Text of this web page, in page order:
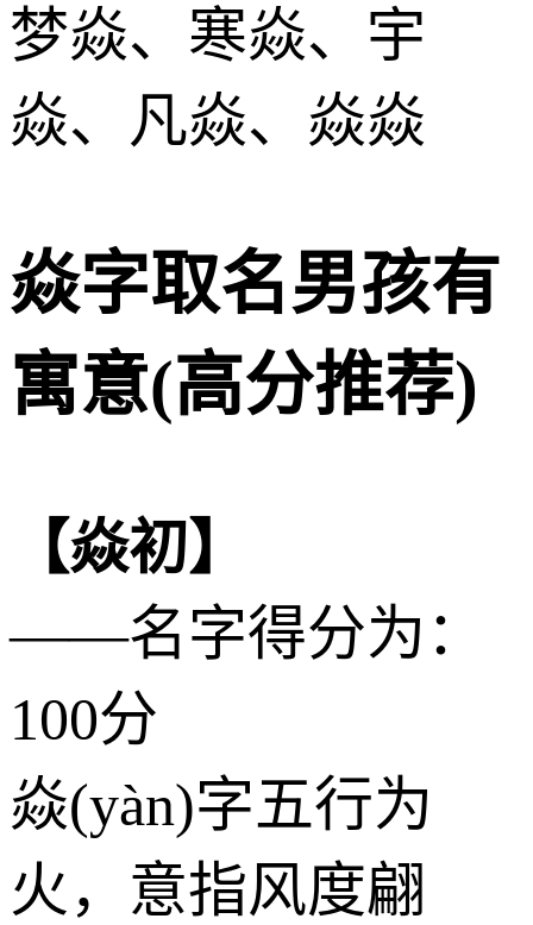
梦焱、寒焱、宇
焱、凡焱、焱焱
焱字取名男孩有
寓意(高分推荐)
【焱初】
——名字得分为：
100分
焱(yàn)字五行为
火 ，意指风度翩